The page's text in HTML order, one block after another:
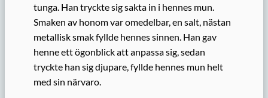
tunga. Han tryckte sig sakta in i hennes mun.
Smaken av honom var omedelbar, en salt, nästan
metallisk smak fyllde hennes sinnen. Han gav
henne ett ögonblick att anpassa sig, sedan
tryckte han sig djupare, fyllde hennes mun helt
med sin närvaro.